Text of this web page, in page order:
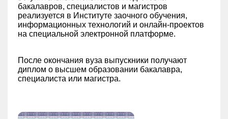
бакалавров, специалистов и магистров
реализуется в Институте заочного обучения,
информационных технологий и онлайн-проектов
на специальной электронной платформе.
После окончания вуза выпускники получают
диплом о высшем образовании бакалавра,
специалиста или магистра.